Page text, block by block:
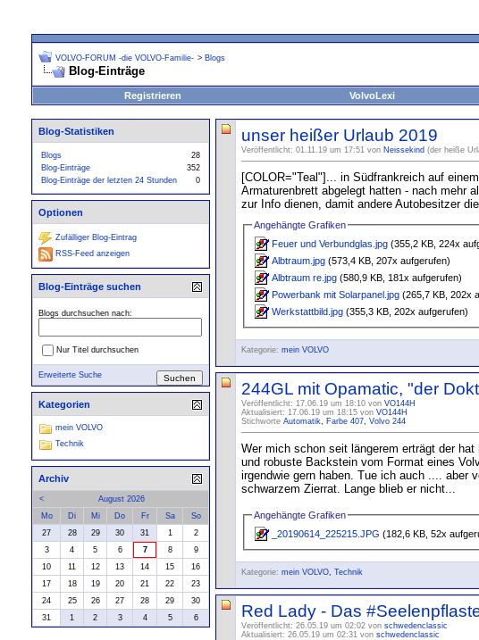
VOLVO-FORUM -die VOLVO-Familie- > Blogs
Blog-Einträge
Registrieren VolvoLexi
unser heißer Urlaub 2019
Veröffentlicht: 01.11.19 um 17:51 von Neissekind (der heiße
[COLOR="Teal"]... in Südfrankreich auf
Armaturenbrett abgelegt hatten - nach mehr
zur Info dienen, damit andere Autobesitzer
Angehängte Grafiken
Feuer und Verbundglas.jpg (355,2 KB, 224x
Albtraum.jpg (573,4 KB, 207x aufgerufen)
Albtraum re.jpg (580,9 KB, 181x aufgerufen)
Powerbank mit Solarpanel.jpg (265,7 KB, 202x
Werkstattbild.jpg (355,3 KB, 202x aufgerufen)
Kategorie: mein VOLVO
244GL mit Opamatic, "der
Veröffentlicht: 17.06.19 um 18:10 von VO144H
Aktualisiert: 17.06.19 um 18:15 von VO144H
Stichworte Automatik, Farbe 407, Volvo 244
Wer mich schon seit längerem erträgt der
und robuste Backstein vom Format eines
irgendwie gern haben. Tue ich auch .... aber
schwarzem Zierrat. Lange blieb er nicht...
Angehängte Grafiken
_20190614_225215.JPG (182,6 KB, 52x
Kategorie: mein VOLVO, Technik
Red Lady - Das
Veröffentlicht: 26.05.19 um 02:02 von schwedenclassic
Aktualisiert: 26.05.19 um 02:31 von schwedenclassic
Blog-Statistiken
Blogs
28
Blog-Einträge
352
Blog-Einträge der letzten 24 Stunden
0
Optionen
Zufälliger Blog-Eintrag
RSS-Feed anzeigen
Blog-Einträge suchen
Blogs durchsuchen nach:
Nur Titel durchsuchen
Erweiterte Suche
Kategorien
mein VOLVO
Technik
Archiv
<
August 2026
Mo
Di Mi Do Fr Sa
So
27
28 29 30 31 1
2
3
4 5 6 7 8
9
10
11 12 13 14 15
16
17
18 19 20 21 22
23
24
25 26 27 28 29
30
31
1 2 3 4 5 6